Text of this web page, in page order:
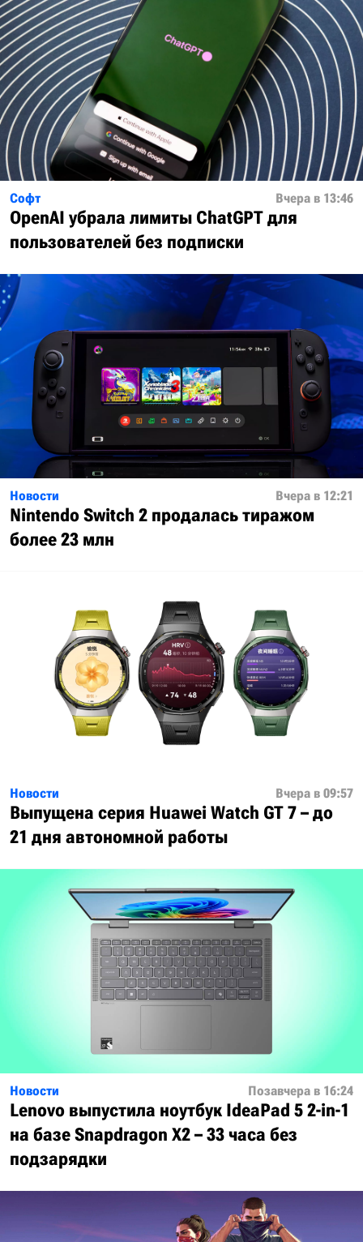
Софт Вчера в 13:46
OpenAI убрала лимиты ChatGPT для
пользователей без подписки
Новости Вчера в 12:21
Nintendo Switch 2 продалась тиражом
более 23 млн
Новости Вчера в 09:57
Выпущена серия Huawei Watch GT 7 – до
21 дня автономной работы
Новости Позавчера в 16:24
Lenovo выпустила ноутбук IdeaPad 5 2-in-1
на базе Snapdragon X2 – 33 часа без
подзарядки